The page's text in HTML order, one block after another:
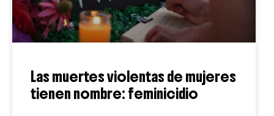
Las muertes violentas de mujeres
tienen nombre: feminicidio